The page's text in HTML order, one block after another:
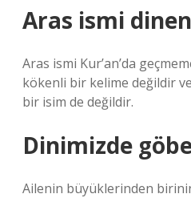
Aras ismi
Aras ismi Kur’an’da
kökenli bir kelime değildir ve
bir isim de değildir.
Dinimizde
Ailenin büyüklerinden